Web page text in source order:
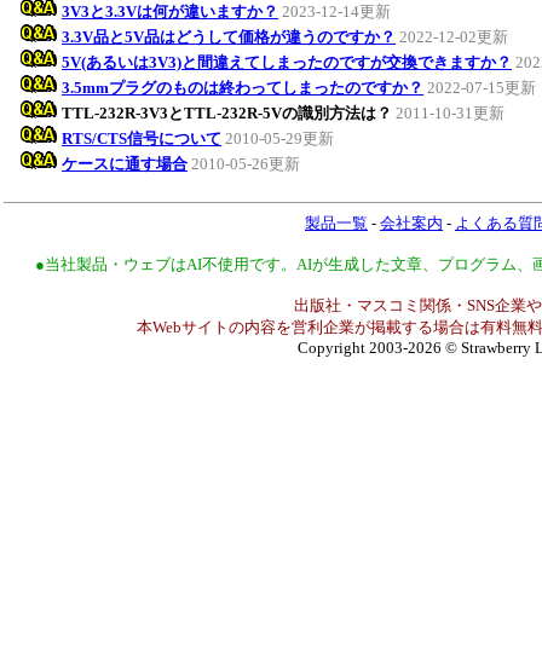
3V3と3.3Vは何が違いますか？ 2023-12-14更新
3.3V品と5V品はどうして価格が違うのですか？ 2022-12-02更新
5V(あるいは3V3)と間違えてしまったのですが交換できますか？
3.5mmプラグのものは終わってしまったのですか？ 2022-07-15更新
TTL-232R-3V3とTTL-232R-5Vの識別方法は？ 2011-10-31更新
RTS/CTS信号について 2010-05-29更新
ケースに通す場合 2010-05-26更新
製品一覧 - 会社案内 - よくある質
●当社製品・ウェブはAI不使用です。AIが生成した文章、プログラム
出版社・マスコミ関係・SNS企業
本Webサイトの内容を営利企業が掲載する場合は有料無
Copyright 2003-2026 © Strawberry